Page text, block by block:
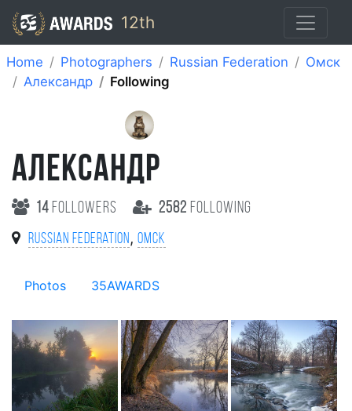
12th
Home Photographers Russian Federation
Омск
Александр
Following
АЛЕКСАНДР
14 followers 2582 following
Russian Federation ,Омск
Photos 35AWARDS